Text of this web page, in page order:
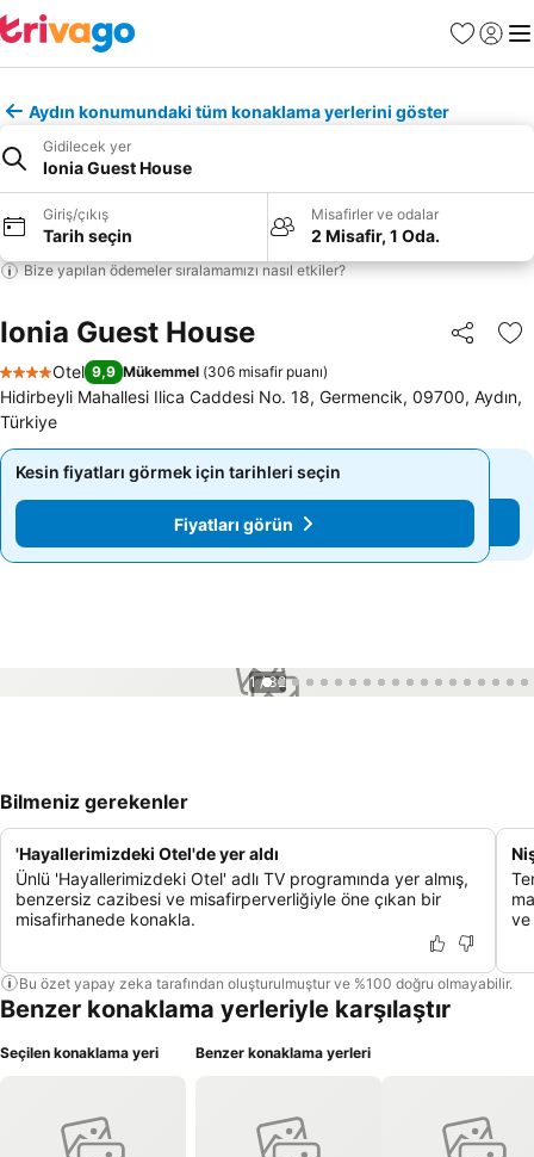
Favoriler
Giriş
Aydın konumundaki tüm konaklama yerlerini göster
Gidilecek yer
Ionia Guest House
Giriş/çıkış
Tarih seçin
Misafirler ve odalar
2 Misafir, 1 Oda.
Bize yapılan ödemeler sıralamamızı nasıl etkiler?
Ionia Guest House Paylaş
4 Yıldız
Otel 9,9 Mükemmel (306 misafir puanı)
Hidirbeyli Mahallesi Ilica Caddesi No. 18, Germencik, 09700, Aydın,
Türkiye
Kesin fiyatları görmek için tarihleri seçin
Fiyatları görün
Kesin fiyatları görmek için tarihleri seçin
Fiyatları görün
1 / 32
Bilmeniz gerekenler
'Hayallerimizdeki Otel'de yer aldı
Ünlü 'Hayallerimizdeki Otel' adlı TV programında yer almış,
benzersiz cazibesi ve misafirperverliğiyle öne çıkan bir
misafirhanede konakla.
ve
Bu özet yapay zeka tarafından oluşturulmuştur ve %100 doğru olmayabilir.
Benzer konaklama yerleriyle karşılaştır
Seçilen konaklama yeri Benzer konaklama yerleri